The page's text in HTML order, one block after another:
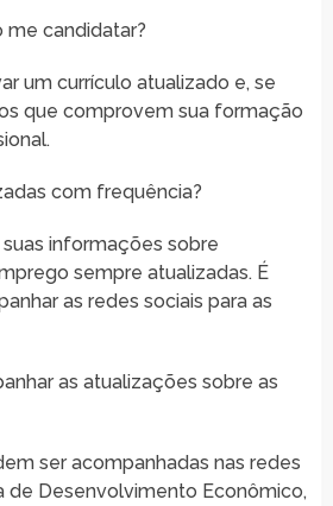
me candidatar?
um currículo atualizado e, se
que comprovem sua formação
com frequência?
informações sobre
sempre atualizadas. É
as redes sociais para as
as atualizações sobre as
ser acompanhadas nas redes
de Desenvolvimento Econômico,